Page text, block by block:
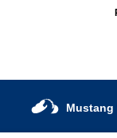
Mustang